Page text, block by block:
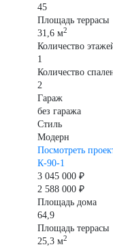
45
Площадь террасы
31,6 м2
Количество
1
Количество
2
Гараж
без гаража
Стиль
Модерн
Посмотреть
К-90-1
3 045 000 ₽
2 588 000 ₽
Площадь дома
64,9
Площадь террасы
25,3 м2